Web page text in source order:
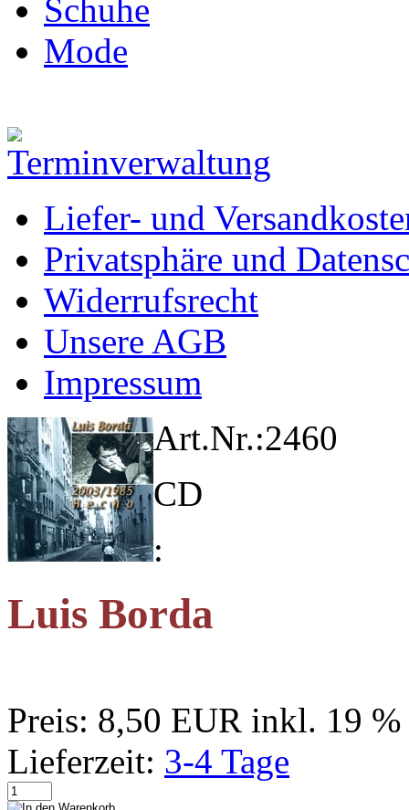
Schuhe
Mode
Liefer- und
Privatsphäre und
Widerrufsrecht
Unsere AGB
Impressum
Art.Nr.:2460
CD
:
Luis Borda
Preis: 8,50 EUR inkl. 19
Lieferzeit: 3-4 Tage